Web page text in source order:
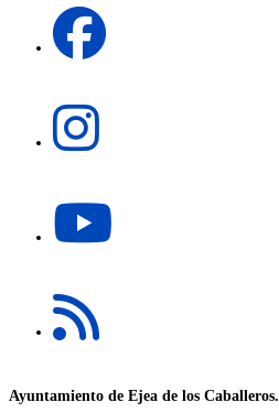
pestaña
abre
abre
nueva
pestaña
en
nueva
Ayuntamiento de Ejea de los Caballeros.